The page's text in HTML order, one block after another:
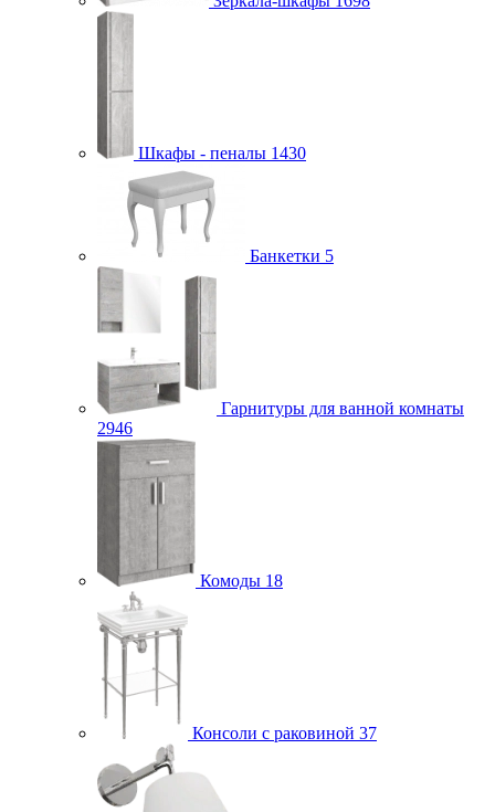
Шкафы - пеналы 1430
Банкетки 5
Гарнитуры для ванной комнаты
2946
Комоды 18
Консоли с раковиной 37